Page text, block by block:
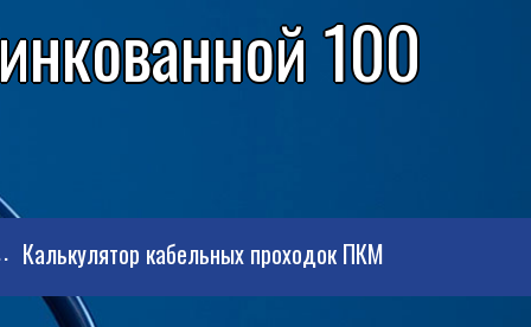
100
Калькулятор кабельных проходок ПКМ